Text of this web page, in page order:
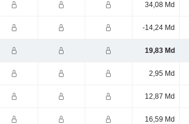
34,08 Md
-14,24 Md
19,83 Md
2,95 Md
12,87 Md
16,59 Md